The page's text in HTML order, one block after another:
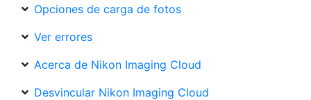
Opciones de carga de fotos
Ver errores
Acerca de Nikon Imaging Cloud
Desvincular Nikon Imaging Cloud